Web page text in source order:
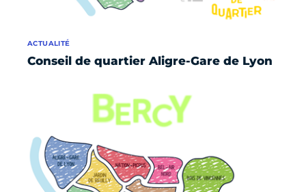
Conseil de quartier Aligre-Gare de Lyon
ACTUALITÉ